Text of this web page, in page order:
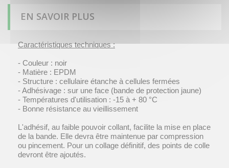
EN SAVOIR PLUS
Caractéristiques techniques :
- Couleur : noir
- Matière : EPDM
- Structure : cellulaire étanche à cellules fermées
- Adhésivage : sur une face (bande de protection jaune)
- Températures d'utilisation : -15 à + 80 °C
- Bonne résistance au vieillissement
L'adhésif, au faible pouvoir collant, facilite la mise en place
de la bande. Elle devra être maintenue par compression
ou pincement. Pour un collage définitif, des points de colle
devront être ajoutés.